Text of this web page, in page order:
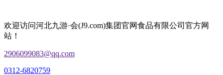
欢迎访问河北九游·会(J9.com)集团官网食品有限公司官方网
站！
2906099083@qq.com
0312-6820759